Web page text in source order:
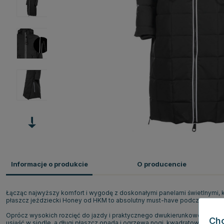
Informacje o produkcie
Łącząc najwyższy komfort i wygodę z doskonałymi panelami
płaszcz jeździecki Honey od HKM to absolutny must-have podczas
Oprócz wysokich rozcięć do jazdy i praktycznego dwukierunkowego
O producencie